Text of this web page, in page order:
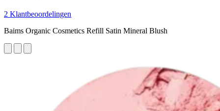
2 Klantbeoordelingen
Baims Organic Cosmetics Refill Satin Mineral Blush